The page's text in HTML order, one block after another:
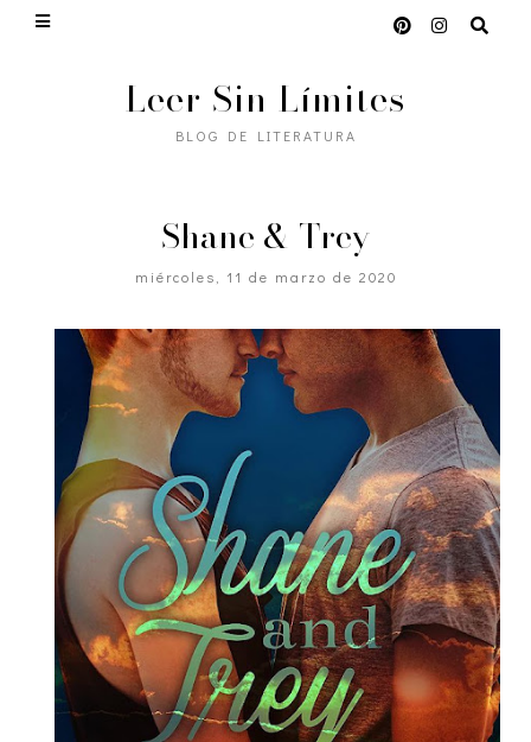
Leer Sin Límites
BLOG DE LITERATURA
Shane & Trey
miércoles, 11 de marzo de 2020